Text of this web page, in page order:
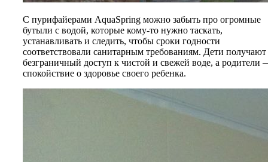
С пурифайерами AquaSpring можно забыть про огромные
бутыли с водой, которые кому-то нужно таскать,
устанавливать и следить, чтобы сроки годности
соответствовали санитарным требованиям. Дети получают
безграничный доступ к чистой и свежей воде, а родители
спокойствие о здоровье своего ребенка.